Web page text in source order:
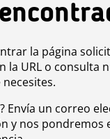
la página
la URL o consulta
Envía un correo
y nos pondremos